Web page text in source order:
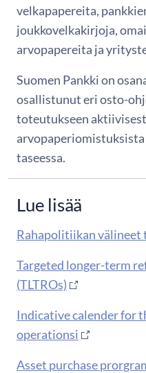
velkapapereita,
joukkovelkakirjoja,
arvopapereita ja
Suomen Pankki on
osallistunut eri osto-
toteutukseen
taseessa.
Lue lisää
Rahapolitiikan välineet
Targeted longer-term
(TLTROs)
Indicative calender for
operationsi
Asset purchase